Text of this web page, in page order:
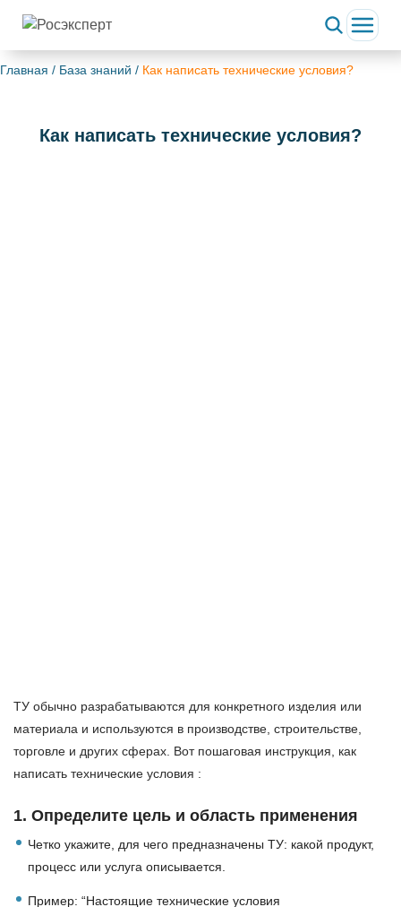
Главная / База знаний / Как написать технические условия?
Как написать технические условия?
ТУ обычно разрабатываются для конкретного изделия или
материала и используются в производстве, строительстве,
торговле и других сферах. Вот пошаговая инструкция, как
написать технические условия :
1. Определите цель и область применения
Четко укажите, для чего предназначены ТУ: какой продукт,
процесс или услуга описывается.
Пример: “Настоящие технические условия